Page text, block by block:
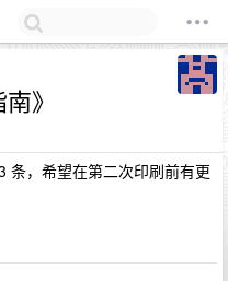
》
条，希望在第二次印刷前有更